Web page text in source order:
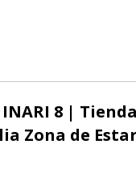
INARI 8 |
Zona de